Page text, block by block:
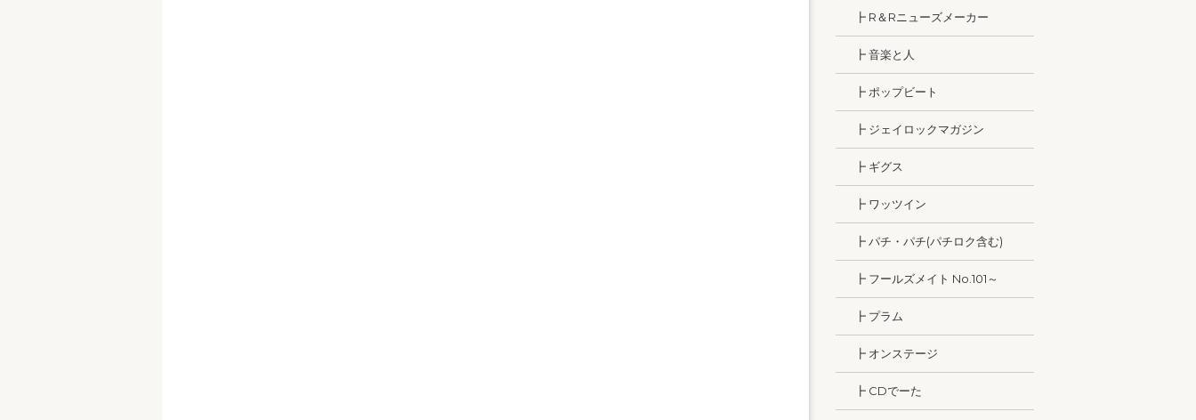
┣ R＆Rニューズメーカー
┣ 音楽と人
┣ ポップビート
┣ ジェイロックマガジン
┣ ギグス
┣ ワッツイン
┣ パチ・パチ(パチロク含む)
┣ フールズメイト No.101～
┣ プラム
┣ オンステージ
┣ CDでーた